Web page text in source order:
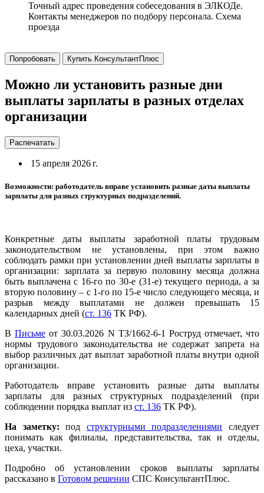
Точный адрес проведения собеседования в ЭЛКОДе.
Контакты менеджеров по подбору персонала. Схема
проезда
Попробовать Купить КонсультантПлюс
Можно ли установить разные дни
выплаты зарплаты в разных отделах
организации
Распечатать
15 апреля 2026 г.
Возможности: работодатель вправе установить разные даты выплаты
зарплаты для разных структурных подразделений.
Конкретные даты выплаты заработной платы трудовым
законодательством не установлены, при этом важно
соблюдать рамки при установлении дней выплаты зарплаты в
организации: зарплата за первую половину месяца должна
быть выплачена с 16-го по 30-е (31-е) текущего периода, а за
вторую половину – с 1-го по 15-е число следующего месяца, и
разрыв между выплатами не должен превышать 15
календарных дней (ст. 136 ТК РФ).
ВПисьме от 30.03.2026 N ТЗ/1662-6-1 Роструд отмечает, что
нормы трудового законодательства не содержат запрета на
выбор различных дат выплат заработной платы внутри одной
организации.
Работодатель вправе установить разные даты выплаты
зарплаты для разных структурных подразделений (при
соблюдении порядка выплат из ст. 136 ТК РФ).
На заметку: под структурными подразделениями следует
понимать как филиалы, представительства, так и отделы,
цеха, участки.
Подробно об установлении сроков выплаты зарплаты
рассказано в Готовом решении СПС КонсультантПлюс.